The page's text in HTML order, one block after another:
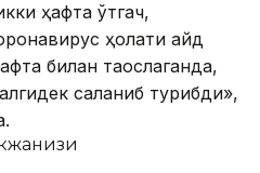
ҳафта ўтгач,
ҳолати қайд
билан таққослаганда,
сақланиб турибди»,